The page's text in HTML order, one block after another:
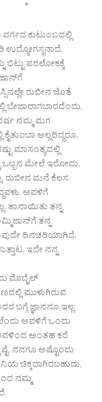
ಕುಟುಂಬದಲ್ಲಿ
ಉದ್ಯೋಗಸ್ಥನಾದೆ.
ಬಿಟ್ಟು ಪರಲೋಕಕ್ಕೆ
ರುಬೀನ ಜೊತೆ
ನಮ್ಮ ಮಗ
ಅಲ್ಲದಿದ್ದರೂ,
ಮಾಸಂತ್ಯದಲ್ಲಿ
ಒಬ್ಬನ ಮೇಲೆ ಇರೋದು.
ರುಬೀನ ಮನೆ ಕೆಲಸ
ಅವಳಿಗೆ
ತಾನಾಯಿತು ತನ್ನ
ತನ್ನ
ದಿನಚರಿಯಾಗಿದೆ.
ಇದೇ ನನ್ನ
ಮೊಬೈಲ್
ಮುಳುಗಿರುವ
ಬಗ್ಗೆ ಜ್ಞಾನನೂ ಇಲ್ಲ.
ಅವಳಿಗೆ ಒಂದು
ಅಂತಹ ಕರೆ
ನನಗೂ ಅಷ್ಟೊಂದು
ಚಿಕ್ಕದಾಗಿರಬಹುದು,
ನಮ್ಮ